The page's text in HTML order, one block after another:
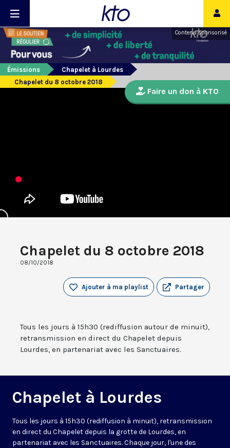
Contenu sponsorisé
Émissions
Chapelet à Lourdes
Chapelet du 8 octobre 2018
Chapelet du 8 octobre 2018
08/10/2018
Partager
Ajouter à ma playlist
Tous les jours à 15h30 (rediffusion autour de minuit),
retransmission en direct du Chapelet depuis
Lourdes, en partenariat avec les Sanctuaires.
Chapelet à Lourdes
Tous les jours à 15h30 (rediffusion à minuit), retransmission
en direct du Chapelet depuis la grotte de Lourdes, en
partenariat avec les Sanctuaires. Chaque jour, l'une des
Faire un don à KTO